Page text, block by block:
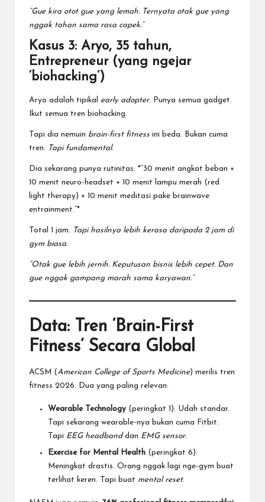
“Gue kira otot gue yang lemah. Ternyata otak gue yang
nggak tahan sama rasa capek.”
Kasus 3: Aryo, 35 tahun,
Entrepreneur (yang ngejar
‘biohacking’)
Aryo adalah tipikal early adopter. Punya semua gadget.
Ikut semua tren biohacking.
Tapi dia nemuin brain-first fitness ini beda. Bukan cuma
tren.
Tapi fundamental.
Dia sekarang punya rutinitas: *”30 menit angkat beban +
10 menit neuro-headset + 10 menit lampu merah (red
light therapy) + 10 menit meditasi pake brainwave
entrainment.”*
Total 1 jam.
Tapi hasilnya lebih kerasa daripada 2 jam di
gym biasa.
“Otak gue lebih jernih. Keputusan bisnis lebih cepet. Dan
gue nggak gampang marah sama karyawan.”
Data: Tren ‘Brain-First
Fitness’ Secara Global
ACSM (American College of Sports Medicine) merilis tren
fitness 2026. Dua yang paling relevan:
Wearable Technology (peringkat 1): Udah standar.
Tapi sekarang wearable-nya bukan cuma Fitbit.
Tapi EEG headbanddan EMG sensor.
Exercise for Mental Health (peringkat 6):
Meningkat drastis. Orang nggak lagi nge-gym buat
terlihat keren. Tapi buat mental reset.